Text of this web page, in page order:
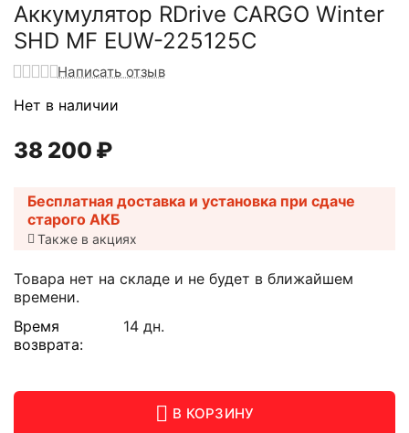
Аккумулятор RDrive CARGO Winter
SHD MF EUW-225125C
Написать отзыв
Нет в наличии
38 200 ₽
Бесплатная доставка и установка при сдаче
старого АКБ
Также в акциях
Товара нет на складе и не будет в ближайшем
времени.
Время
возврата:
14 дн.
В КОРЗИНУ